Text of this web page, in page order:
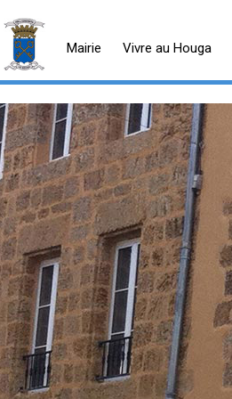
Mairie Vivre au Houga